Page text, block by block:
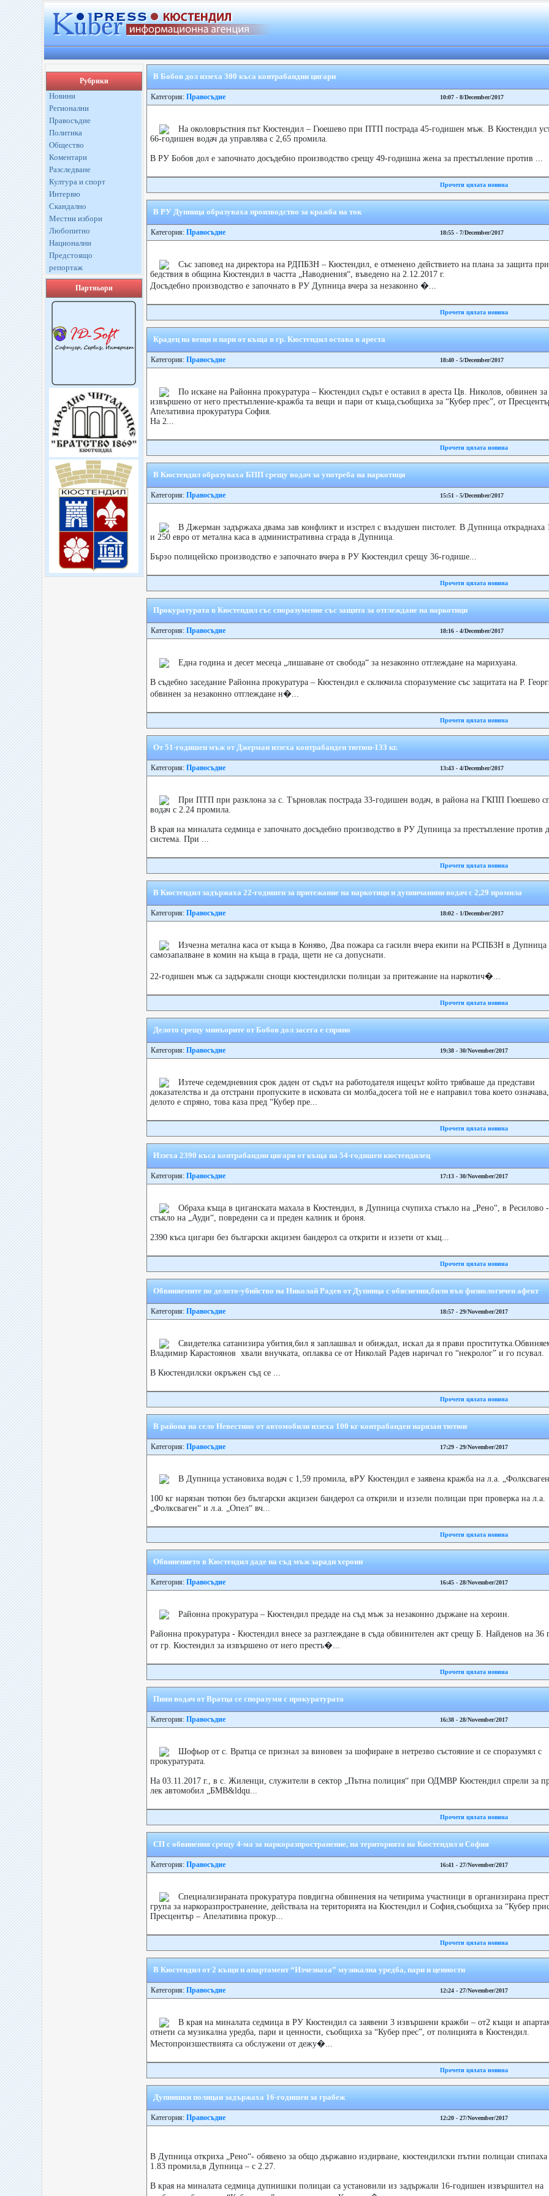
Рубрики
Новини
Регионални
Правосъдие
Политика
Общество
Коментари
Разследване
Култура и спорт
Интервю
Скандално
Местни избори
Любопитно
Национални
Предстоящо
репортаж
Партньори
В Бобов дол иззеха 300 къса контрабандни цигари
Категория: Правосъдие 10:07 - 8/December/2017
На околовръстния път Кюстендил – Гюешево при ПТП пострада 45-годишен мъж. В Кюстендил
66-годишен водач да управлява с 2,65 промила.
В РУ Бобов дол е започнато досъдебно производство срещу 49-годишна жена за престъпление против ...
Прочети цялата новина
В РУ Дупница образуваха производство за кражба на ток
Категория: Правосъдие 18:55 - 7/December/2017
Със заповед на директора на РДПБЗН – Кюстендил, е отменено действието на плана за защита при
бедствия в община Кюстендил в частта „Наводнения“, въведено на 2.12.2017 г.
Досъдебно производство е започнато в РУ Дупница вчера за незаконно �...
Прочети цялата новина
Крадец на вещи и пари от къща в гр. Кюстендил остава в ареста
Категория: Правосъдие 18:40 - 5/December/2017
По искане на Районна прокуратура – Кюстендил съдът е оставил в ареста Цв. Николов, обвинен за
извършено от него престъпление-кражба та вещи и пари от къща,съобщиха за “Кубер прес”, от
Апелативна прокуратура София.
На 2...
Прочети цялата новина
В Кюстендил образуваха БПП срещу водач за употреба на наркотици
Категория: Правосъдие 15:51 - 5/December/2017
В Джерман задържаха двама зав конфликт и изстрел с въздушен пистолет. В Дупница откраднаха
и 250 евро от метална каса в административна сграда в Дупница.
Бързо полицейско производство е започнато вчера в РУ Кюстендил срещу 36-годише...
Прочети цялата новина
Прокуратурата в Кюстендил със споразумение със защита за отглеждане на наркотици
Категория: Правосъдие 18:16 - 4/December/2017
Една година и десет месеца „лишаване от свобода“ за незаконно отглеждане на марихуана.
В съдебно заседание Районна прокуратура – Кюстендил е сключила споразумение със защитата на Р.
обвинен за незаконно отглеждане н�...
Прочети цялата новина
От 51-годишен мъж от Джерман иззеха контрабанден тютюн-133 кг.
Категория: Правосъдие 13:43 - 4/December/2017
При ПТП при разклона за с. Търновлак пострада 33-годишен водач, в района на ГКПП Гюешево
водач с 2.24 промила.
В края на миналата седмица е започнато досъдебно производство в РУ Дупница за престъпление против
система. При ...
Прочети цялата новина
В Кюстендил задържаха 22-годишен за притежание на наркотици и дупничанини водач с 2,29 промила
Категория: Правосъдие 18:02 - 1/December/2017
Изчезна метална каса от къща в Коняво, Два пожара са гасили вчера екипи на РСПБЗН в Дупница
самозапалване в комин на къща в града, щети не са допуснати.
22-годишен мъж са задържали снощи кюстендилски полицаи за притежание на наркотич�...
Прочети цялата новина
Делото срещу минъорите от Бобов дол засега е спряно
Категория: Правосъдие 19:38 - 30/November/2017
Изтече седемдневния срок даден от съдът на работодателя ищецът който трябваше да представи
доказателства и да отстрани пропуските в исковата си молба,досега той не е направил това което
делото е спряно, това каза пред “Кубер пре...
Прочети цялата новина
Иззеха 2390 къса контрабандни цигари от къща на 54-годишен кюстендилец
Категория: Правосъдие 17:13 - 30/November/2017
Обраха къща в циганската махала в Кюстендил, в Дупница счупиха стъкло на „Рено“, в Ресилово
стъкло на „Ауди“, повредени са и преден калник и броня.
2390 къса цигари без български акцизен бандерол са открити и иззети от къщ...
Прочети цялата новина
Обвиняемите по делото-убийство на Николай Радев от Дупница с обяснения,били във физиологичен афект
Категория: Правосъдие 18:57 - 29/November/2017
Свидетелка сатанизира убития,бил я заплашвал и обиждал, искал да я прави
Владимир Карастоянов хвали внучката, оплаква се от Николай Радев наричал го “некролог” и го псувал.
В Кюстендилски окръжен съд се ...
Прочети цялата новина
В района на село Невестино от автомобили иззеха 100 кг контрабанден нарязан тютюн
Категория: Правосъдие 17:29 - 29/November/2017
В Дупница установиха водач с 1,59 промила, вРУ Кюстендил е заявена кражба на л.а.
100 кг нарязан тютюн без български акцизен бандерол са открили и иззели полицаи при проверка на л.а.
„Фолксваген“ и л.а. „Опел“ вч...
Прочети цялата новина
Обвинението в Кюстендил даде на съд мъж заради хероин
Категория: Правосъдие 16:45 - 28/November/2017
Районна прокуратура – Кюстендил предаде на съд мъж за незаконно държане на хероин.
Районна прокуратура - Кюстендил внесе за разглеждане в съда обвинителен акт срещу Б. Найденов на 36
от гр. Кюстендил за извършено от него престъ�...
Прочети цялата новина
Пиян водач от Вратца се споразумя с прокуратурата
Категория: Правосъдие 16:38 - 28/November/2017
Шофьор от с. Вратца се признал за виновен за шофиране в нетрезво състояние и се споразумял с
прокуратурата.
На 03.11.2017 г., в с. Жиленци, служители в сектор „Пътна полиция“ при ОДМВР Кюстендил спрели за
лек автомобил „БМВ&ldqu...
Прочети цялата новина
СП с обвинения срещу 4-ма за наркоразпространение, на територията на Кюстендил и София
Категория: Правосъдие 16:41 - 27/November/2017
Специализираната прокуратура повдигна обвинения на четирима участници в организирана
група за наркоразпространение, действала на територията на Кюстендил и София,съобщиха за “Кубер
Пресцентър – Апелативна прокур...
Прочети цялата новина
В Кюстендил от 2 къщи и апартамент “Изчезнаха” музикална уредба, пари и ценности
Категория: Правосъдие 12:24 - 27/November/2017
В края на миналата седмица в РУ Кюстендил са заявени 3 извършени кражби – от2 къщи и
отнети са музикална уредба, пари и ценности, съобщиха за “Кубер прес”, от полицията в Кюстендил.
Местопроизшествията са обслужени от дежу�...
Прочети цялата новина
Дупнишки полицаи задържаха 16-годишен за грабеж
Категория: Правосъдие 12:20 - 27/November/2017
В Дупница откриха „Рено“- обявено за общо държавно издирване, кюстендилски пътни полицаи спипаха
1.83 промила,в Дупница – с 2.27.
В края на миналата седмица дупнишки полицаи са установили из задържали 16-годишен извършител на